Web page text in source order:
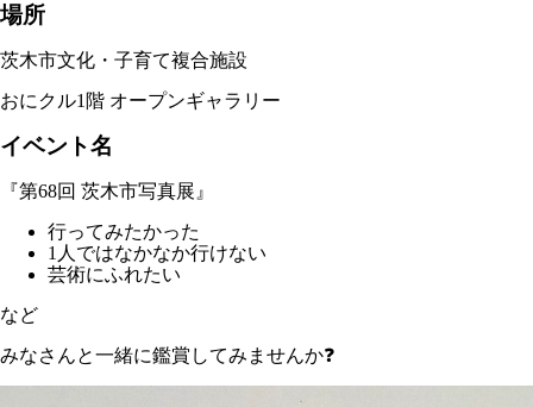
場所
茨木市文化・子育て複合施設
おにクル1階 オープンギャラリー
イベント名
『第68回 茨木市写真展』
行ってみたかった
1人ではなかなか行けない
芸術にふれたい
など
みなさんと一緒に鑑賞してみませんか❓